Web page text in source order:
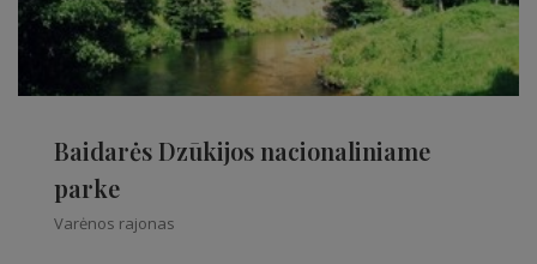
Baidarės Dzūkijos nacionaliniame
parke
Varėnos rajonas